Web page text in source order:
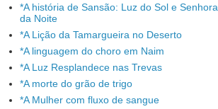
*A história de Sansão: Luz do Sol e Senhora
da Noite
*A Lição da Tamargueira no Deserto
*A linguagem do choro em Naim
*A Luz Resplandece nas Trevas
*A morte do grão de trigo
*A Mulher com fluxo de sangue